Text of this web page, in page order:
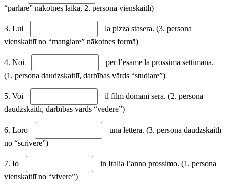
“parlare” nākotnes laikā, 2. persona vienskaitlī)
3. Lui
la pizza stasera. (3. persona
vienskaitlī no “mangiare” nākotnes formā)
4. Noi
per l’esame la prossima settimana.
(1. persona daudzskaitlī, darbības vārds “studiare”)
5. Voi
il film domani sera. (2. persona
daudzskaitlī, darbības vārds “vedere”)
6. Loro
una lettera. (3. persona daudzskaitlī
no “scrivere”)
7. Io
in Italia l’anno prossimo. (1. persona
vienskaitlī no “vivere”)